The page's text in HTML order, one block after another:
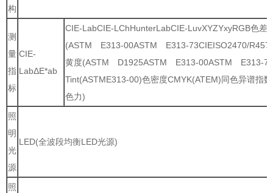
构
测
量
指
标
CIE-
LabΔE*ab
CIE-LabCIE-LChHunterLabCIE-LuvXYZYxyRGB色差
(ASTM E313-00ASTM E313-73CIEISO2470/
黄度(ASTM D1925ASTM E313-00ASTM E313-
Tint(ASTME313-00)色密度CMYK(ATEM)同色异谱指
色力)
照
明
光
源
LED(全波段均衡LED光源)
照